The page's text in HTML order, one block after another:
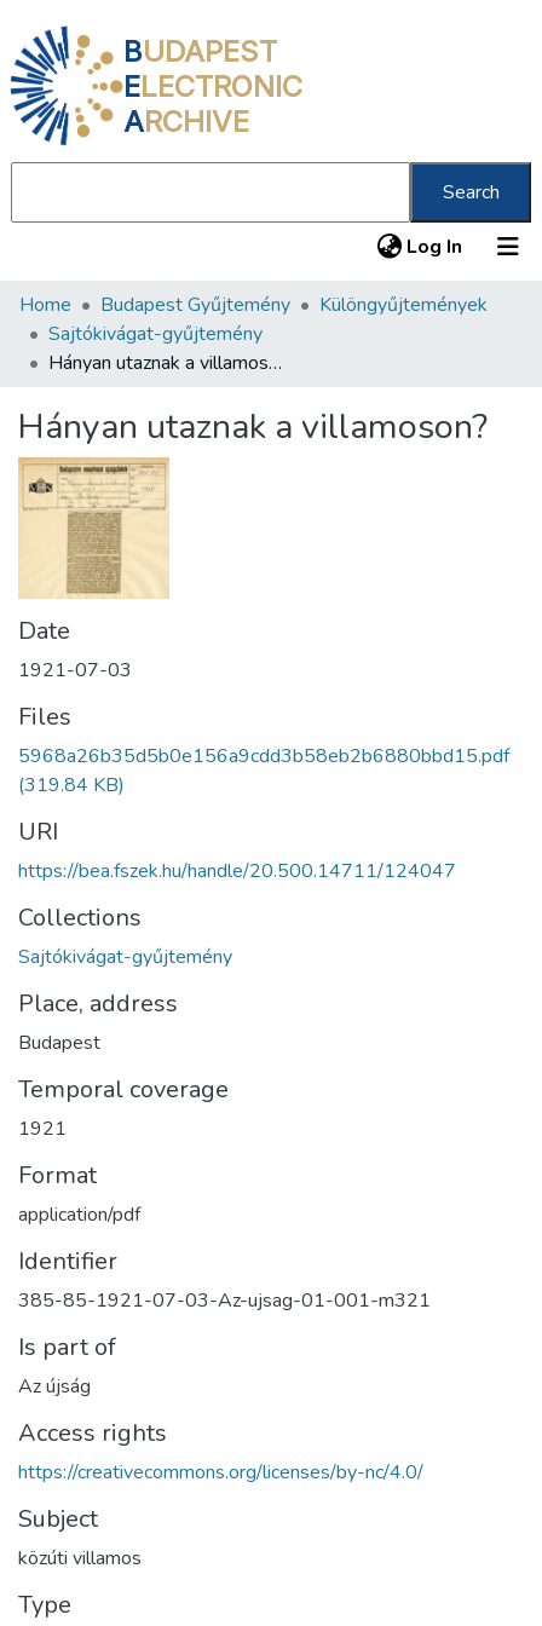
BUDAPEST
ELECTRONIC
ARCHIVE
Search
Log In (current)
Communities & Collections
All of DSpace
About us
Home Budapest Gyűjtemény
Különgyűjtemények
Sajtókivágat-gyűjtemény
Hányan utaznak a villamoson?
Hányan utaznak a villamoson?
Date
1921-07-03
Files
5968a26b35d5b0e156a9cdd3b58eb2b6880bbd15.pdf
(319.84 KB)
URI
https://bea.fszek.hu/handle/20.500.14711/124047
Collections
Sajtókivágat-gyűjtemény
Place, address
Budapest
Temporal coverage
1921
Format
application/pdf
Identifier
385-85-1921-07-03-Az-ujsag-01-001-m321
Is part of
Az újság
Access rights
https://creativecommons.org/licenses/by-nc/4.0/
Subject
közúti villamos
Type